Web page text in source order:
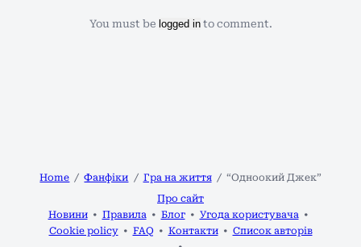
You must be logged into comment.
Home Фанфіки Гра на життя
“Одноокий Джек”
Про сайт
Новини
Правила Блог
Угода користувача
Cookie policy
FAQ Контакти Список авторів